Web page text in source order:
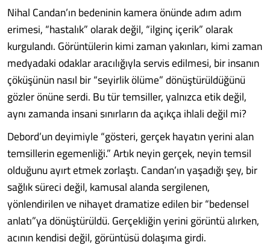
Nihal Candan’ın bedeninin kamera önünde adım adım
erimesi, “hastalık” olarak değil, “ilginç içerik” olarak
kurgulandı. Görüntülerin kimi zaman yakınları, kimi zaman
medyadaki odaklar aracılığıyla servis edilmesi, bir insanın
çöküşünün nasıl bir “seyirlik ölüme” dönüştürüldüğünü
gözler önüne serdi. Bu tür temsiller, yalnızca etik değil,
aynı zamanda insani sınırların da açıkça ihlali değil mi?
Debord’un deyimiyle “gösteri, gerçek hayatın yerini alan
temsillerin egemenliği.” Artık neyin gerçek, neyin temsil
olduğunu ayırt etmek zorlaştı. Candan’ın yaşadığı şey, bir
sağlık süreci değil, kamusal alanda sergilenen,
yönlendirilen ve nihayet dramatize edilen bir “bedensel
anlatı”ya dönüştürüldü. Gerçekliğin yerini görüntü alırken,
acının kendisi değil, görüntüsü dolaşıma girdi.